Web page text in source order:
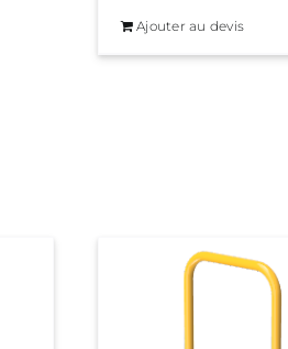
Ajouter au devis